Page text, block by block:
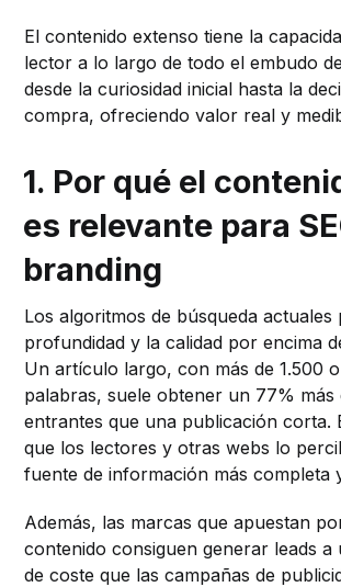
El contenido extenso tiene la
lector a lo largo de todo el embudo
desde la curiosidad inicial hasta la
compra, ofreciendo valor real y
1. Por qué el
es relevante para
branding
Los algoritmos de búsqueda actuales
profundidad y la calidad por encima
Un artículo largo, con más de 1.500
palabras, suele obtener un 77% más
entrantes que una publicación corta.
que los lectores y otras webs lo
fuente de información más completa
Además, las marcas que apuestan
contenido consiguen generar leads a
de coste que las campañas de